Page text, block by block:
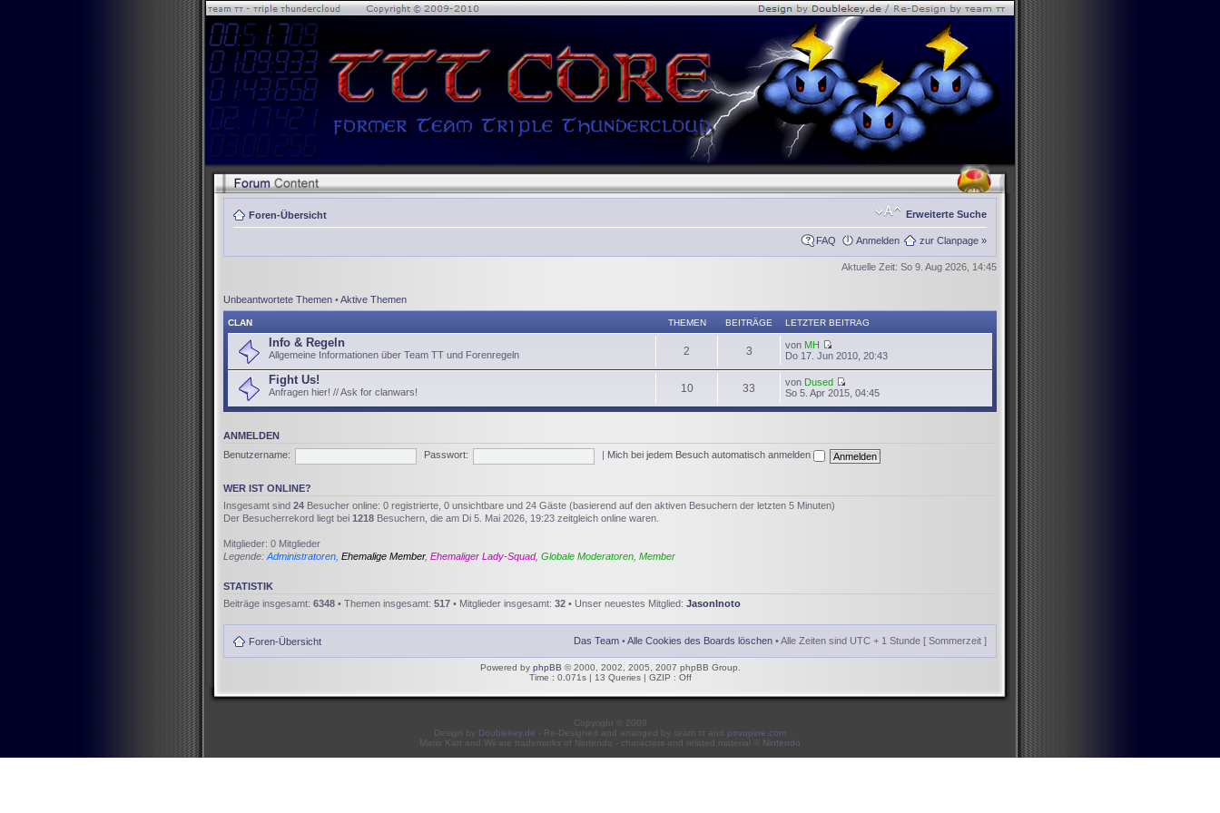
Foren-Übersicht Erweiterte Suche
FAQ Anmelden zur Clanpage »
Aktuelle Zeit: So 9. Aug 2026, 14:45
Unbeantwortete Themen •Aktive Themen
CLAN THEMEN BEITRÄGE LETZTER BEITRAG
Info & Regeln
Allgemeine Informationen über Team TT und Forenregeln 2 3 von MH
Do 17. Jun 2010, 20:43
Fight Us!
Anfragen hier! // Ask for clanwars! 10 33 von Dused
So 5. Apr 2015, 04:45
ANMELDEN
Benutzername:
Passwort: Mich bei jedem Besuch automatisch anmelden
WER IST ONLINE?
Insgesamt sind 24 Besucher online: 0 registrierte, 0 unsichtbare und 24 Gäste (basierend auf den aktiven Besuchern der letzten 5 Minuten)
Der Besucherrekord liegt bei 1218 Besuchern, die am Di 5. Mai 2026, 19:23 zeitgleich online waren.
Mitglieder: 0 Mitglieder
Legende: Administratoren Ehemalige Member, Ehemaliger Lady-Squad, Globale Moderatoren Member
STATISTIK
Beiträge insgesamt: 6348 • Themen insgesamt: 517 • Mitglieder insgesamt: 32 • Unser neuestes Mitglied: JasonInoto
Foren-Übersicht Das Team •Alle Cookies des Boards löschen • Alle Zeiten sind UTC + 1 Stunde [ Sommerzeit ]
Powered by phpBB © 2000, 2002, 2005, 2007 phpBB Group.
Time : 0.071s | 13 Queries | GZIP : Off
Copyright © 2009
Design by Doublekey.de - Re-Designed and arranged by τeam ττ and povupine.com
Mario Kart and Wii are trademarks of Nintendo - characters and related material © Nintendo